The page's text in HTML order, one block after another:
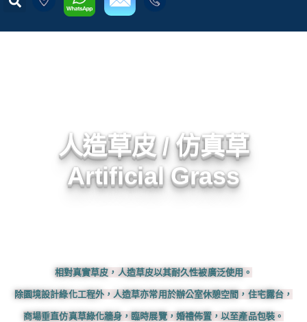
人造草皮 / 仿真草
Artificial Grass
相對真實草皮，人造草皮以其耐久性被廣泛使用。
除園境設計綠化工程外，人造草亦常用於辦公室休憩空間，住宅露台，
商場垂直仿真草綠化牆身，臨時展覽，婚禮佈置，以至產品包裝。